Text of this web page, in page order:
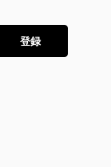
登録